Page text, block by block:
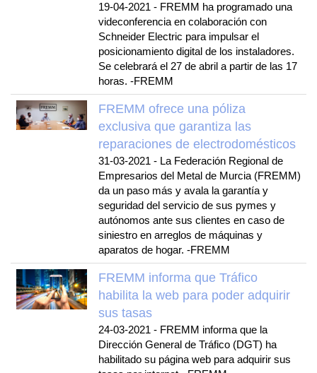
19-04-2021 - FREMM ha programado una
videconferencia en colaboración con
Schneider Electric para impulsar el
posicionamiento digital de los instaladores.
Se celebrará el 27 de abril a partir de las 17
horas. -FREMM
FREMM ofrece una póliza
exclusiva que garantiza las
reparaciones de electrodomésticos
31-03-2021 - La Federación Regional de
Empresarios del Metal de Murcia (FREMM)
da un paso más y avala la garantía y
seguridad del servicio de sus pymes y
autónomos ante sus clientes en caso de
siniestro en arreglos de máquinas y
aparatos de hogar. -FREMM
FREMM informa que Tráfico
habilita la web para poder adquirir
sus tasas
24-03-2021 - FREMM informa que la
Dirección General de Tráfico (DGT) ha
habilitado su página web para adquirir sus